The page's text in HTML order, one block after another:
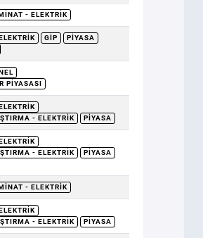
- ELEKTRIK
GİP
PIYASA
PIYASASI
- ELEKTRIK
PIYASA
- ELEKTRIK
PIYASA
- ELEKTRIK
- ELEKTRIK
PIYASA